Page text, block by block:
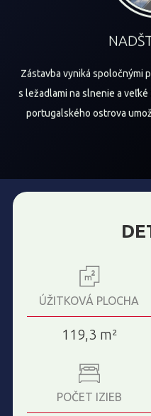
Zástavba vyniká spoločnými
s ležadlami na slnenie a
portugalského ostrova
ÚŽITKOVÁ PLOCHA
119,3 m²
POČET IZIEB